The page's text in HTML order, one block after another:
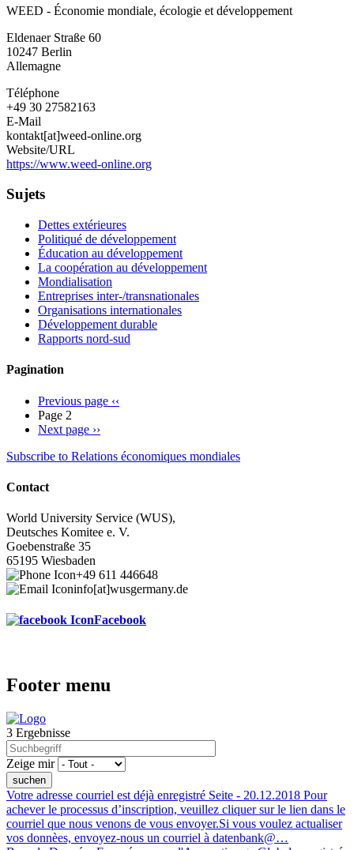
WEED - Économie mondiale, écologie et développement
Eldenaer Straße 60
10247 Berlin
Allemagne
Téléphone
+49 30 27582163
E-Mail
kontakt[at]weed-online.org
Website/URL
https://www.weed-online.org
Sujets
Dettes extérieures
Politiqué de développement
Éducation au développement
La coopération au développement
Mondialisation
Entreprises inter-/transnationales
Organisations internationales
Développement durable
Rapports nord-sud
Pagination
Previous page ‹‹
Page 2
Next page ››
Subscribe to Relations économiques mondiales
Contact
World University Service (WUS),
Deutsches Komitee e. V.
Goebenstraße 35
65195 Wiesbaden
+49 611 446648
info[at]wusgermany.de
Facebook
Footer menu
3 Ergebnisse
Zeige mir
Votre adresse courriel est déjà enregistré Seite - 20.12.2018 Pour
achever le processus d’inscription, veuillez cliquer sur le lien dans le
courriel que nous venons de vous envoyer.Si vous voulez actualiser
vos donnèes, envoyez-nous un courriel à datenbank@…